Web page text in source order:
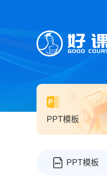
PPT模板
PPT模板